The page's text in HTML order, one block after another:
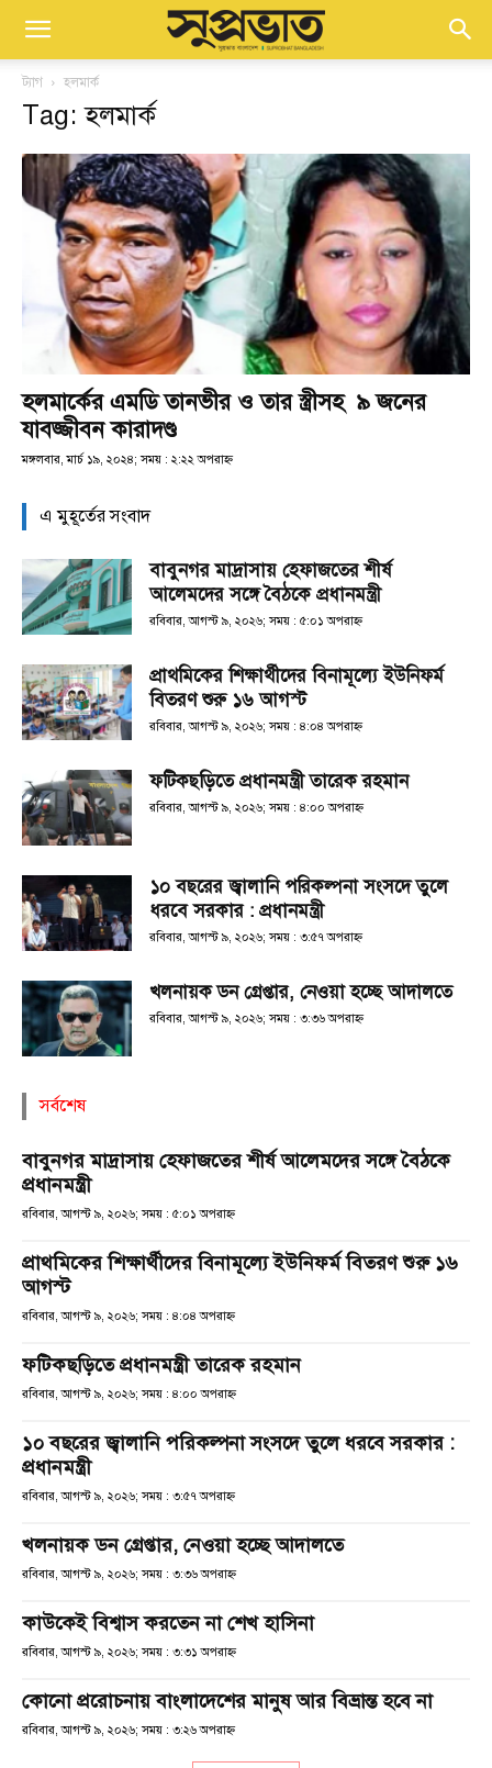
ট্যাগ হলমার্ক
Tag: হলমার্ক
হলমার্কের এমডি তানভীর ও তার স্ত্রীসহ ৯ জনের
যাবজ্জীবন কারাদণ্ড
মঙ্গলবার, মার্চ ১৯, ২০২৪; সময় : ২:২২ অপরাহ্ণ
এ মুহূর্তের সংবাদ
বাবুনগর মাদ্রাসায় হেফাজতের শীর্ষ
আলেমদের সঙ্গে বৈঠকে প্রধানমন্ত্রী
রবিবার, আগস্ট ৯, ২০২৬; সময় : ৫:০১ অপরাহ্ণ
প্রাথমিকের শিক্ষার্থীদের বিনামূল্যে ইউনিফর্ম
বিতরণ শুরু ১৬ আগস্ট
রবিবার, আগস্ট ৯, ২০২৬; সময় : ৪:০৪ অপরাহ্ণ
ফটিকছড়িতে প্রধানমন্ত্রী তারেক রহমান
রবিবার, আগস্ট ৯, ২০২৬; সময় : ৪:০০ অপরাহ্ণ
১০ বছরের জ্বালানি পরিকল্পনা সংসদে তুলে
ধরবে সরকার : প্রধানমন্ত্রী
রবিবার, আগস্ট ৯, ২০২৬; সময় : ৩:৫৭ অপরাহ্ণ
খলনায়ক ডন গ্রেপ্তার, নেওয়া হচ্ছে আদালতে
রবিবার, আগস্ট ৯, ২০২৬; সময় : ৩:৩৬ অপরাহ্ণ
সর্বশেষ
বাবুনগর মাদ্রাসায় হেফাজতের শীর্ষ আলেমদের সঙ্গে বৈঠকে
প্রধানমন্ত্রী
রবিবার, আগস্ট ৯, ২০২৬; সময় : ৫:০১ অপরাহ্ণ
প্রাথমিকের শিক্ষার্থীদের বিনামূল্যে ইউনিফর্ম বিতরণ শুরু ১৬
আগস্ট
রবিবার, আগস্ট ৯, ২০২৬; সময় : ৪:০৪ অপরাহ্ণ
ফটিকছড়িতে প্রধানমন্ত্রী তারেক রহমান
রবিবার, আগস্ট ৯, ২০২৬; সময় : ৪:০০ অপরাহ্ণ
১০ বছরের জ্বালানি পরিকল্পনা সংসদে তুলে ধরবে সরকার :
প্রধানমন্ত্রী
রবিবার, আগস্ট ৯, ২০২৬; সময় : ৩:৫৭ অপরাহ্ণ
খলনায়ক ডন গ্রেপ্তার, নেওয়া হচ্ছে আদালতে
রবিবার, আগস্ট ৯, ২০২৬; সময় : ৩:৩৬ অপরাহ্ণ
কাউকেই বিশ্বাস করতেন না শেখ হাসিনা
রবিবার, আগস্ট ৯, ২০২৬; সময় : ৩:৩১ অপরাহ্ণ
কোনো প্ররোচনায় বাংলাদেশের মানুষ আর বিভ্রান্ত হবে না
রবিবার, আগস্ট ৯, ২০২৬; সময় : ৩:২৬ অপরাহ্ণ